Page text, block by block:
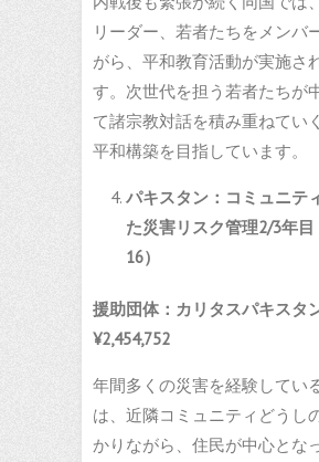
リーダー、若者たちをメンバ
がら、平和教育活動が実施さ
す。次世代を担う若者たちが
て諸宗教対話を積み重ねてい
平和構築を目指しています。
パキスタン：コミュニテ
た災害リスク管理2/3年目
16）
援助団体：カリタスパキスタ
¥2,454,752
年間多くの災害を経験してい
は、近隣コミュニティどうし
かりながら、住民が中心とな